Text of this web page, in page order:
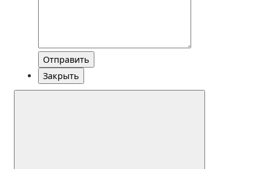
Отправить
Закрыть